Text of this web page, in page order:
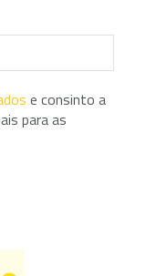
e consinto a
para as